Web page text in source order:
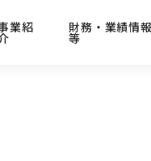
業紹 財務・業績情報
等